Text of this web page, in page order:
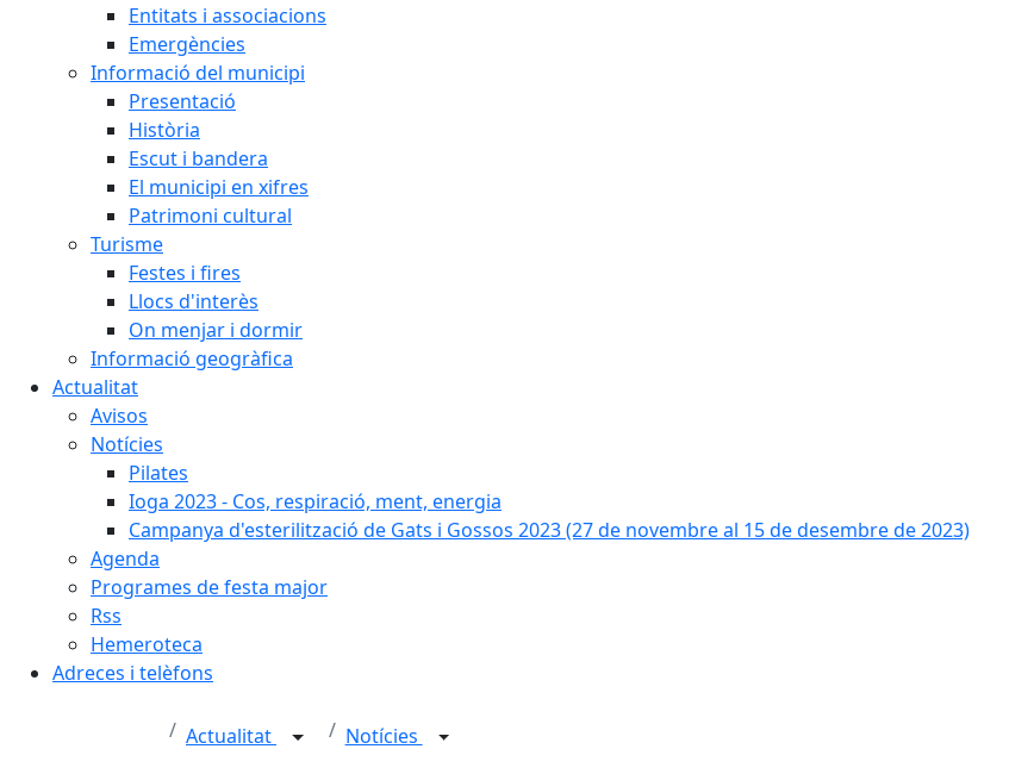
Entitats i associacions
Emergències
Informació del municipi
Presentació
Història
Escut i bandera
El municipi en xifres
Patrimoni cultural
Turisme
Festes i fires
Llocs d'interès
On menjar i dormir
Informació geogràfica
Actualitat
Avisos
Notícies
Pilates
Ioga 2023 - Cos, respiració, ment, energia
Campanya d'esterilització de Gats i Gossos 2023 (27 de novembre al 15 de desembre de 2023)
Agenda
Programes de festa major
Rss
Hemeroteca
Adreces i telèfons
Actualitat Notícies